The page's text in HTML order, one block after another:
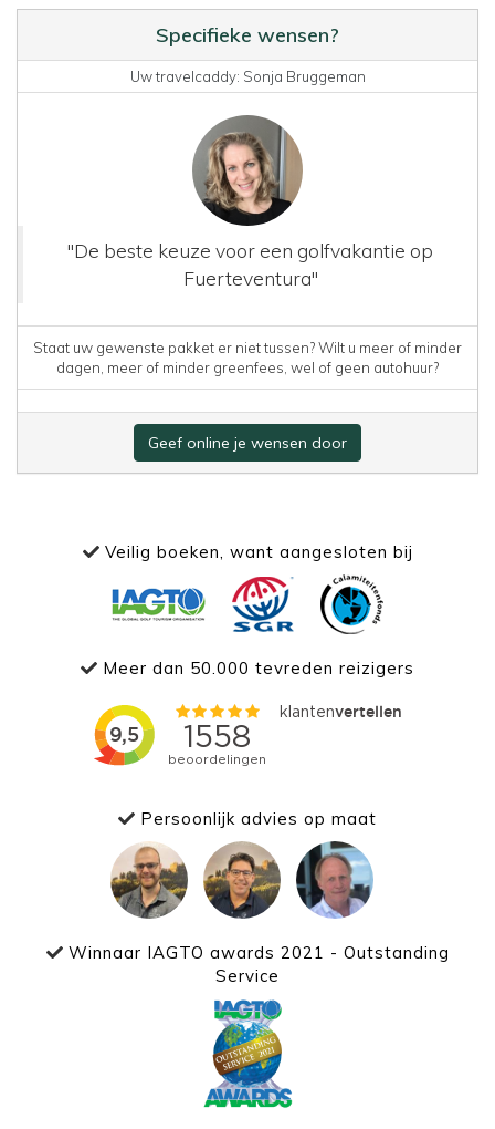
Specifieke wensen?
Uw travelcaddy: Sonja Bruggeman
"De beste keuze voor een golfvakantie op
Fuerteventura"
Staat uw gewenste pakket er niet tussen? Wilt u meer of minder
dagen, meer of minder greenfees, wel of geen autohuur?
Geef online je wensen door
Veilig boeken, want aangesloten bij
Meer dan 50.000 tevreden reizigers
Persoonlijk advies op maat
Winnaar IAGTO awards 2021 - Outstanding
Service